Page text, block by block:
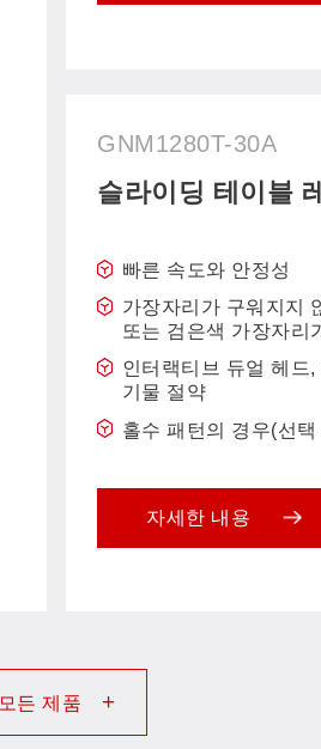
GNM1280T-30A
슬라이딩 테이블
빠른 속도와 안정성
가장자리가 구워지지
또는 검은색 가장자리
인터랙티브 듀얼 헤드,
기물 절약
홀수 패턴의 경우(선택
자세한 내용
모든 제품 +